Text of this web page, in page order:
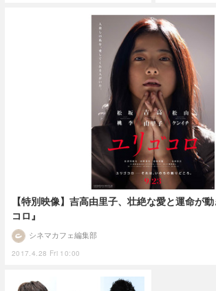
【特別映像】吉高由里子、壮絶な愛と運命が
コロ』
2017.4.28 Fri 10:00
シネマカフェ編集部